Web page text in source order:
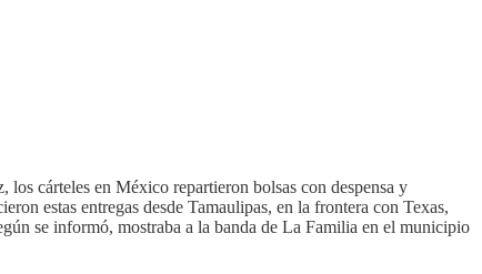
cárteles en México repartieron bolsas con despensa y
estas entregas desde Tamaulipas, en la frontera con Texas,
se informó, mostraba a la banda de La Familia en el municipio